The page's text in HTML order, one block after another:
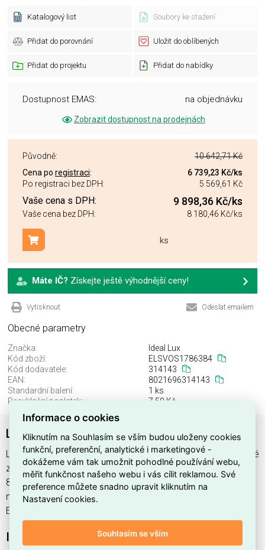
Katalogový list Soubory ke stažení
Přidat do porovnání Uložit do oblíbených
Přidat do projektu Přidat do nabídky
Dostupnost EMAS: na objednávku
Zobrazit dostupnost na prodejnách
Původně:
10 642,71 Kč
Cena po registraci: 6 739,23 Kč/ks
Po registraci bez DPH:
5 569,61 Kč
Vaše cena s DPH: 9 898,36 Kč/ks
Vaše cena bez DPH: 8 180,46 Kč/ks
ks
Přidat do košíku
Máte IČ? Získejte ještě výhodnější ceny!
Vytisknout Odeslat emailem
Obecné parametry
Značka:
Ideal Lux
Kód zboží:
ELSVOS1786384
Kód dodavatele:
314143
EAN:
8021696314143
Standardní balení:
1 ks
Recyklační poplatek:
7,50 Kč
LUMIERE-1 SP
LUMIERE-1 SP najdete v kategoriích Svítidla, Svítidla, světelné
zdroje a LED osvětlení, výrobce Ideal Lux, EAN
8021696314143, kód dodavatele 314143. LUMIERE-1 SP
nabízíme od 1 ks. Kód EMAS LUMIERE-1 SP je
ELSVOS1786384.
Interní název produktu
Informace o cookies
Kliknutím na Souhlasím se vším budou uloženy cookies
funkční, preferenční, analytické i marketingové -
dokážeme vám tak umožnit pohodlné používání webu,
měřit funkčnost našeho webu i vás cílit reklamou. Své
preference můžete snadno upravit kliknutím na
Nastavení cookies.
Souhlasím se vším